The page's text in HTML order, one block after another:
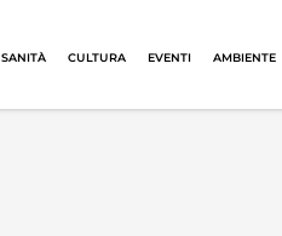
SANITÀ CULTURA EVENTI AMBIENTE